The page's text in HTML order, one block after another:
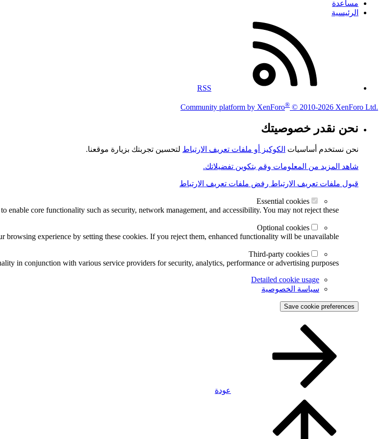
مساعدة
الرئيسية
RSS
Community platform by XenForo® © 2010-2026 XenForo Ltd.
نحن نقدر خصوصيتك
نحن نستخدم أساسيات الكوكيز أو ملفات تعريف الارتباط لتحسين تجربتك بزيارة موقعنا.
شاهد المزيد من المعلومات وقم بتكوين تفضيلاتك.
قبول ملفات تعريف الارتباط رفض ملفات تعريف الارتباط
Essential cookies
enable core functionality such as security, network management, and accessibility. You may not reject these.
Optional cookies
browsing experience by setting these cookies. If you reject them, enhanced functionality will be unavailable.
Third-party cookies
in conjunction with various service providers for security, analytics, performance or advertising purposes.
Detailed cookie usage
سياسة الخصوصية
Save cookie preferences
عودة